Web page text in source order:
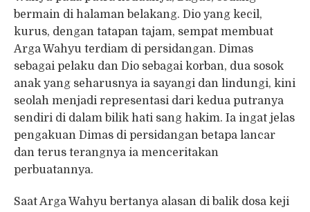
bermain di halaman belakang. Dio yang kecil,
kurus, dengan tatapan tajam, sempat membuat
Arga Wahyu terdiam di persidangan. Dimas
sebagai pelaku dan Dio sebagai korban, dua sosok
anak yang seharusnya ia sayangi dan lindungi, kini
seolah menjadi representasi dari kedua putranya
sendiri di dalam bilik hati sang hakim. Ia ingat jelas
pengakuan Dimas di persidangan betapa lancar
dan terus terangnya ia menceritakan
perbuatannya.
Saat Arga Wahyu bertanya alasan di balik dosa keji